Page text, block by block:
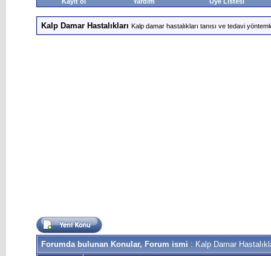
Kalp Damar Hastalıkları Kalp damar hastalıkları tanısı ve tedavi
Forumda bulunan Konular, Forum ismi : Kalp Damar